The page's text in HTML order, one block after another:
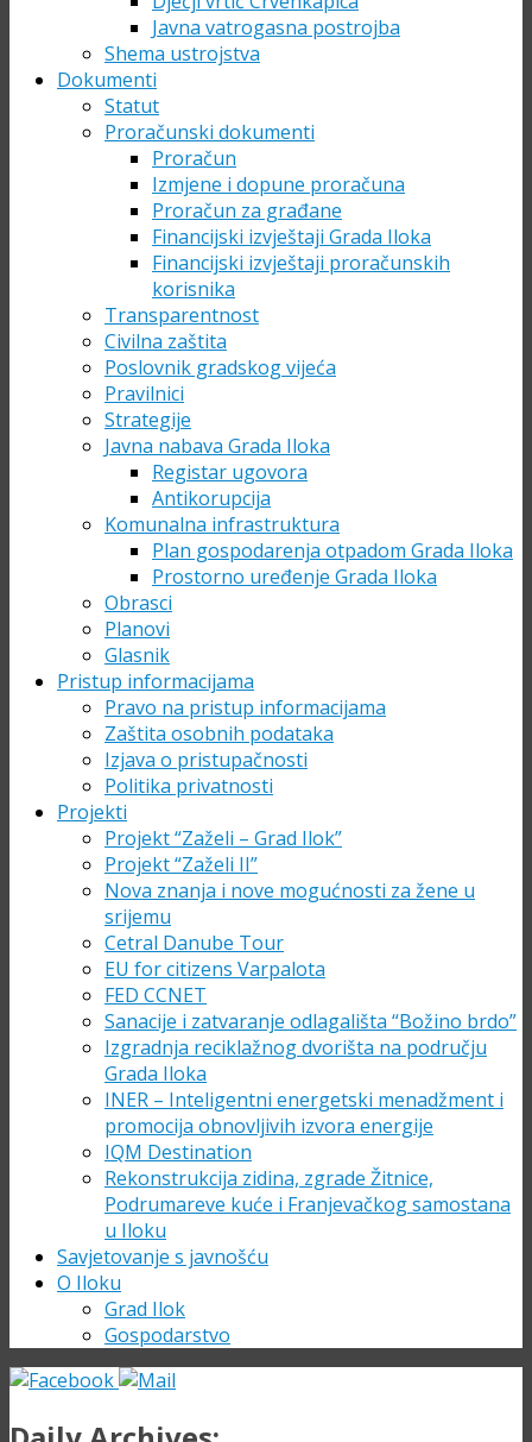
Javna vatrogasna postrojba
Shema ustrojstva
Dokumenti
Statut
Proračunski dokumenti
Proračun
Izmjene i dopune proračuna
Proračun za građane
Financijski izvještaji Grada Iloka
Financijski izvještaji proračunskih
korisnika
Transparentnost
Civilna zaštita
Poslovnik gradskog vijeća
Pravilnici
Strategije
Javna nabava Grada Iloka
Registar ugovora
Antikorupcija
Komunalna infrastruktura
Plan gospodarenja otpadom Grada Iloka
Prostorno uređenje Grada Iloka
Obrasci
Planovi
Glasnik
Pristup informacijama
Pravo na pristup informacijama
Zaštita osobnih podataka
Izjava o pristupačnosti
Politika privatnosti
Projekti
Projekt “Zaželi – Grad Ilok”
Projekt “Zaželi II”
Nova znanja i nove mogućnosti za žene u
srijemu
Cetral Danube Tour
EU for citizens Varpalota
FED CCNET
Sanacije i zatvaranje odlagališta “Božino brdo”
Izgradnja reciklažnog dvorišta na području
Grada Iloka
INER – Inteligentni energetski menadžment i
promocija obnovljivih izvora energije
IQM Destination
Rekonstrukcija zidina, zgrade Žitnice,
Podrumareve kuće i Franjevačkog samostana
u Iloku
Savjetovanje s javnošću
O Iloku
Grad Ilok
Gospodarstvo